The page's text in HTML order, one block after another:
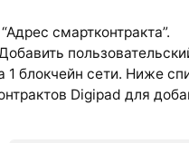
смартконтракта”.
1 блокчейн сети. Ниже
Digipad для